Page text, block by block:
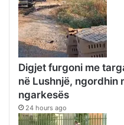
Digjet furgoni me
në Lushnjë, ngordhin
ngarkesës
24 hours ago